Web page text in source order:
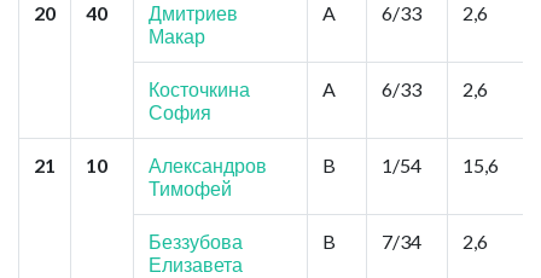
20 40
Дмитриев
Макар
A 6/33 2,6
Косточкина
София
A 6/33 2,6
21 10
Александров
Тимофей
B 1/54 15,6
Беззубова
Елизавета
B 7/34 2,6